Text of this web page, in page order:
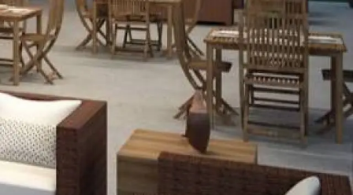
Correção do INCC
Simulador de Financiamento
Encontre um corretor